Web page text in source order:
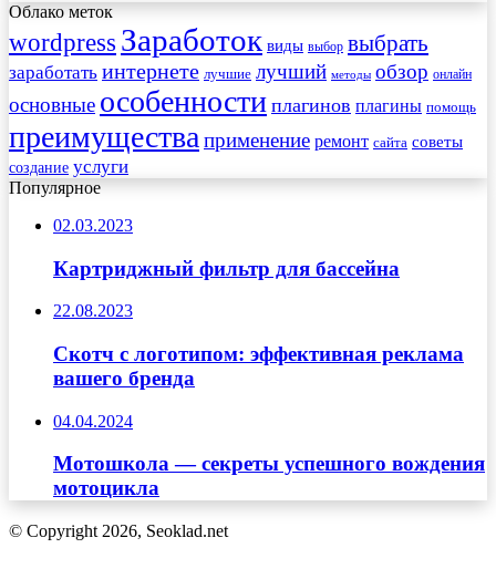
Облако меток
wordpress Заработок виды выбор выбрать
заработать интернете лучшие лучший методы обзор онлайн
основные особенности плагинов плагины помощь
преимущества применение ремонт сайта советы
создание услуги
Популярное
02.03.2023
Картриджный фильтр для бассейна
22.08.2023
Скотч с логотипом: эффективная реклама
вашего бренда
04.04.2024
Мотошкола — секреты успешного вождения
мотоцикла
© Copyright 2026, Seoklad.net